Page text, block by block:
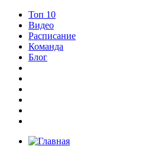
Топ 10
Видео
Расписание
Команда
Блог